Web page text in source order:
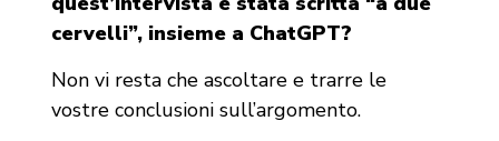
cervelli”, insieme a ChatGPT?
Non vi resta che ascoltare e trarre le
vostre conclusioni sull’argomento.